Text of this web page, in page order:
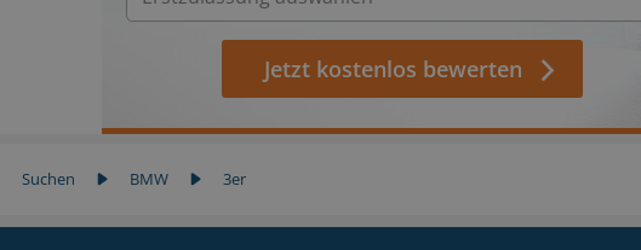
Jetzt kostenlos bewerten
Suchen BMW 3er